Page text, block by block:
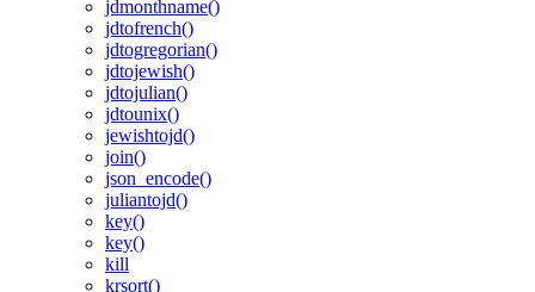
jdmonthname()
jdtofrench()
jdtogregorian()
jdtojewish()
jdtojulian()
jdtounix()
jewishtojd()
join()
json_encode()
juliantojd()
key()
key()
kill
krsort()